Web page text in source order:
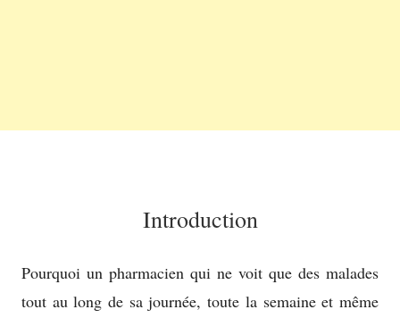
Introduction
Pourquoi un pharmacien qui ne voit que des malades
tout au long de sa journée, toute la semaine et même